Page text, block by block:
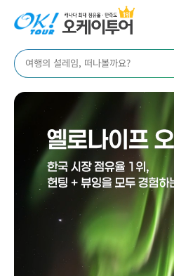
여행의 설레임, 떠나볼까요?